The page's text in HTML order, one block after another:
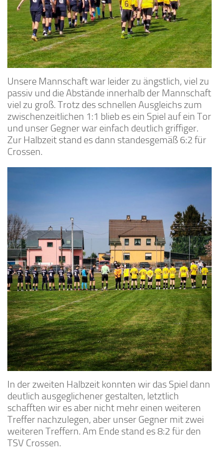
Unsere Mannschaft war leider zu ängstlich, viel zu
passiv und die Abstände innerhalb der Mannschaft
viel zu groß. Trotz des schnellen Ausgleichs zum
zwischenzeitlichen 1:1 blieb es ein Spiel auf ein Tor
und unser Gegner war einfach deutlich griffiger.
Zur Halbzeit stand es dann standesgemäß 6:2 für
Crossen.
In der zweiten Halbzeit konnten wir das Spiel dann
deutlich ausgeglichener gestalten, letztlich
schafften wir es aber nicht mehr einen weiteren
Treffer nachzulegen, aber unser Gegner mit zwei
weiteren Treffern. Am Ende stand es 8:2 für den
TSV Crossen.